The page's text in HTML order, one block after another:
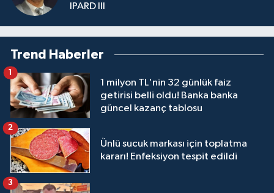
IPARD III
Trend Haberler
1 milyon TL'nin 32 günlük faiz
getirisi belli oldu! Banka banka
güncel kazanç tablosu
1
Ünlü sucuk markası için toplatma
kararı! Enfeksiyon tespit edildi
2
3